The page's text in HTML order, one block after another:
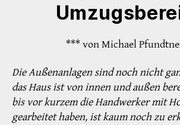
*** von Michael
Die Außenanlagen sind noch nicht
das Haus ist von innen und außen
bis vor kurzem die Handwerker mit
gearbeitet haben, ist kaum noch zu